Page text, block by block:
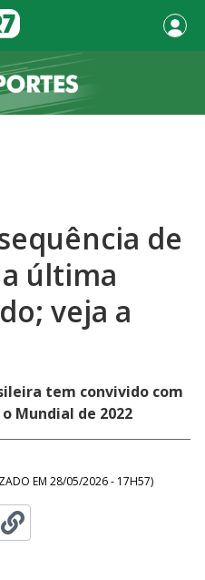
de
última
veja a
tem convivido com
Mundial de 2022
EM 28/05/2026 - 17H57)